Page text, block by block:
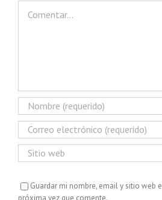
Guardar mi nombre, email y sitio web
próxima vez que comente.